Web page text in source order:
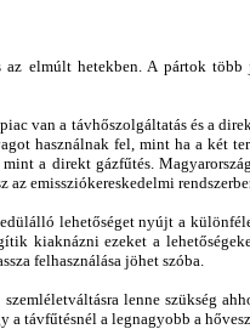
elmúlt hetekben. A pártok
van a távhőszolgáltatás és a
használnak fel, mint ha a két
a direkt gázfűtés.
az emissziókereskedelmi
lehetőséget nyújt a
kiaknázni ezeket a
felhasználása jöhet szóba.
lenne szükség
távfűtésnél a legnagyobb a